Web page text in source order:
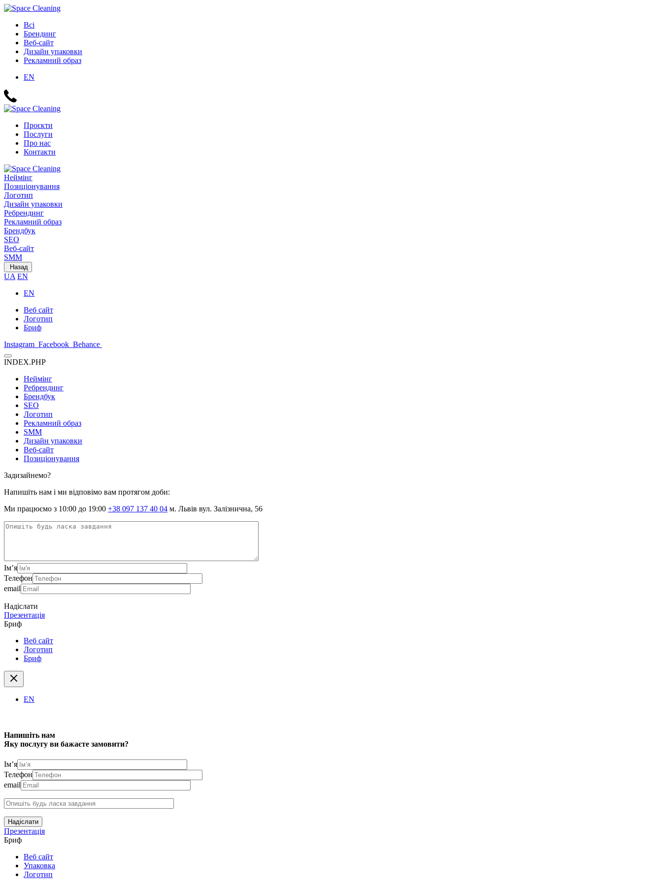
Всі
Брендинг
Веб-сайт
Дизайн упаковки
Рекламний образ
EN
Проєкти
Послуги
Про нас
Контакти
Неймінг
Позиціонування
Логотип
Дизайн упаковки
Ребрендинг
Рекламний образ
Брендбук
SEO
Веб-сайт
SMM
Назад
UA EN
EN
Веб сайт
Логотип
Бриф
Instagram Facebook Behance
INDEX.PHP
Неймінг
Ребрендинг
Брендбук
SEO
Логотип
Рекламний образ
SMM
Дизайн упаковки
Веб-сайт
Позиціонування
Задизайнемо?
Напишіть нам і ми відповімо вам протягом доби:
Ми працюємо з 10:00 до 19:00 +38 097 137 40 04 м. Львів вул. Залізнична, 56
Ім’я
Телефон
email
Надіслати
Презентація
Бриф
Веб сайт
Логотип
Бриф
EN
Напишіть нам
Яку послугу ви бажаєте замовити?
Ім’я
Телефон
email
Надіслати
Презентація
Бриф
Веб сайт
Упаковка
Логотип